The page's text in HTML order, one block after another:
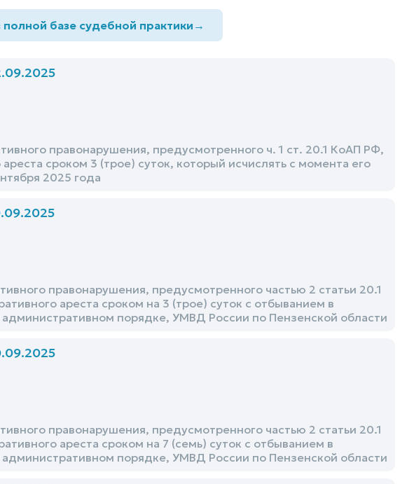
базе судебной практики→
правонарушения, предусмотренного ч. 1 ст. 20.1 КоАП РФ,
сроком 3 (трое) суток, который исчислять с момента его
2025 года
правонарушения, предусмотренного частью 2 статьи 20.1
ареста сроком на 3 (трое) суток с отбыванием в
порядке, УМВД России по Пензенской области
правонарушения, предусмотренного частью 2 статьи 20.1
ареста сроком на 7 (семь) суток с отбыванием в
порядке, УМВД России по Пензенской области